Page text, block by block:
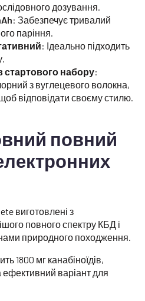
дозування.
: Забезпечує тривалий
паріння.
: Ідеально підходить
стартового набору:
з вуглецевого волокна,
відповідати своєму стилю.
повний
виготовлені з
повного спектру КБД і
природного походження.
1800 мг канабіноїдів,
варіант для